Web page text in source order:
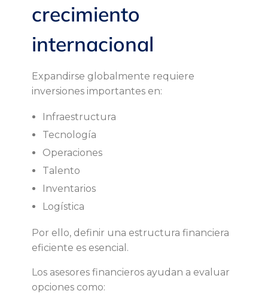
crecimiento
internacional
Expandirse globalmente requiere
inversiones importantes en:
Infraestructura
Tecnología
Operaciones
Talento
Inventarios
Logística
Por ello, definir una estructura financiera
eficiente es esencial.
Los asesores financieros ayudan a evaluar
opciones como: